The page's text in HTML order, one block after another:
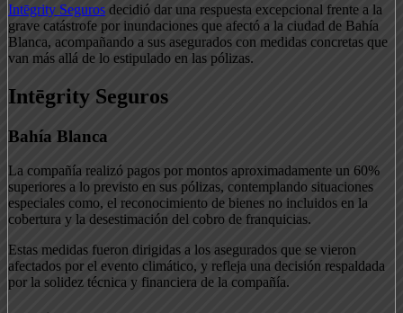
Intēgrity Seguros decidió dar una respuesta excepcional frente a la
grave catástrofe por inundaciones que afectó a la ciudad de Bahía
Blanca, acompañando a sus asegurados con medidas concretas que
van más allá de lo estipulado en las pólizas.
Intēgrity Seguros
Bahía Blanca
La compañía realizó pagos por montos aproximadamente un 60%
superiores a lo previsto en sus pólizas, contemplando situaciones
especiales como, el reconocimiento de bienes no incluidos en la
cobertura y la desestimación del cobro de franquicias.
Estas medidas fueron dirigidas a los asegurados que se vieron
afectados por el evento climático, y refleja una decisión respaldada
por la solidez técnica y financiera de la compañía.